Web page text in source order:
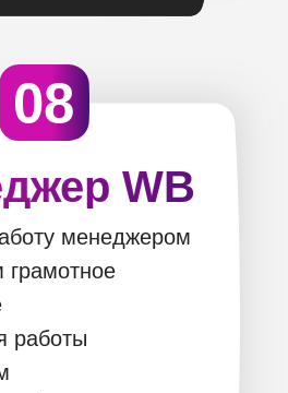
WB
менеджером
грамотное
работы
08